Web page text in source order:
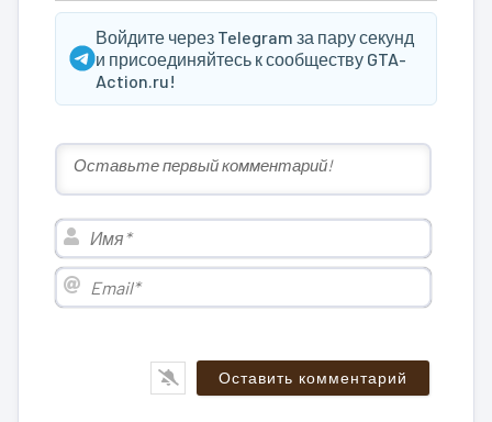
Войдите через Telegram за пару секунд
и присоединяйтесь к сообществу GTA-
Action.ru!
Имя*
Email*